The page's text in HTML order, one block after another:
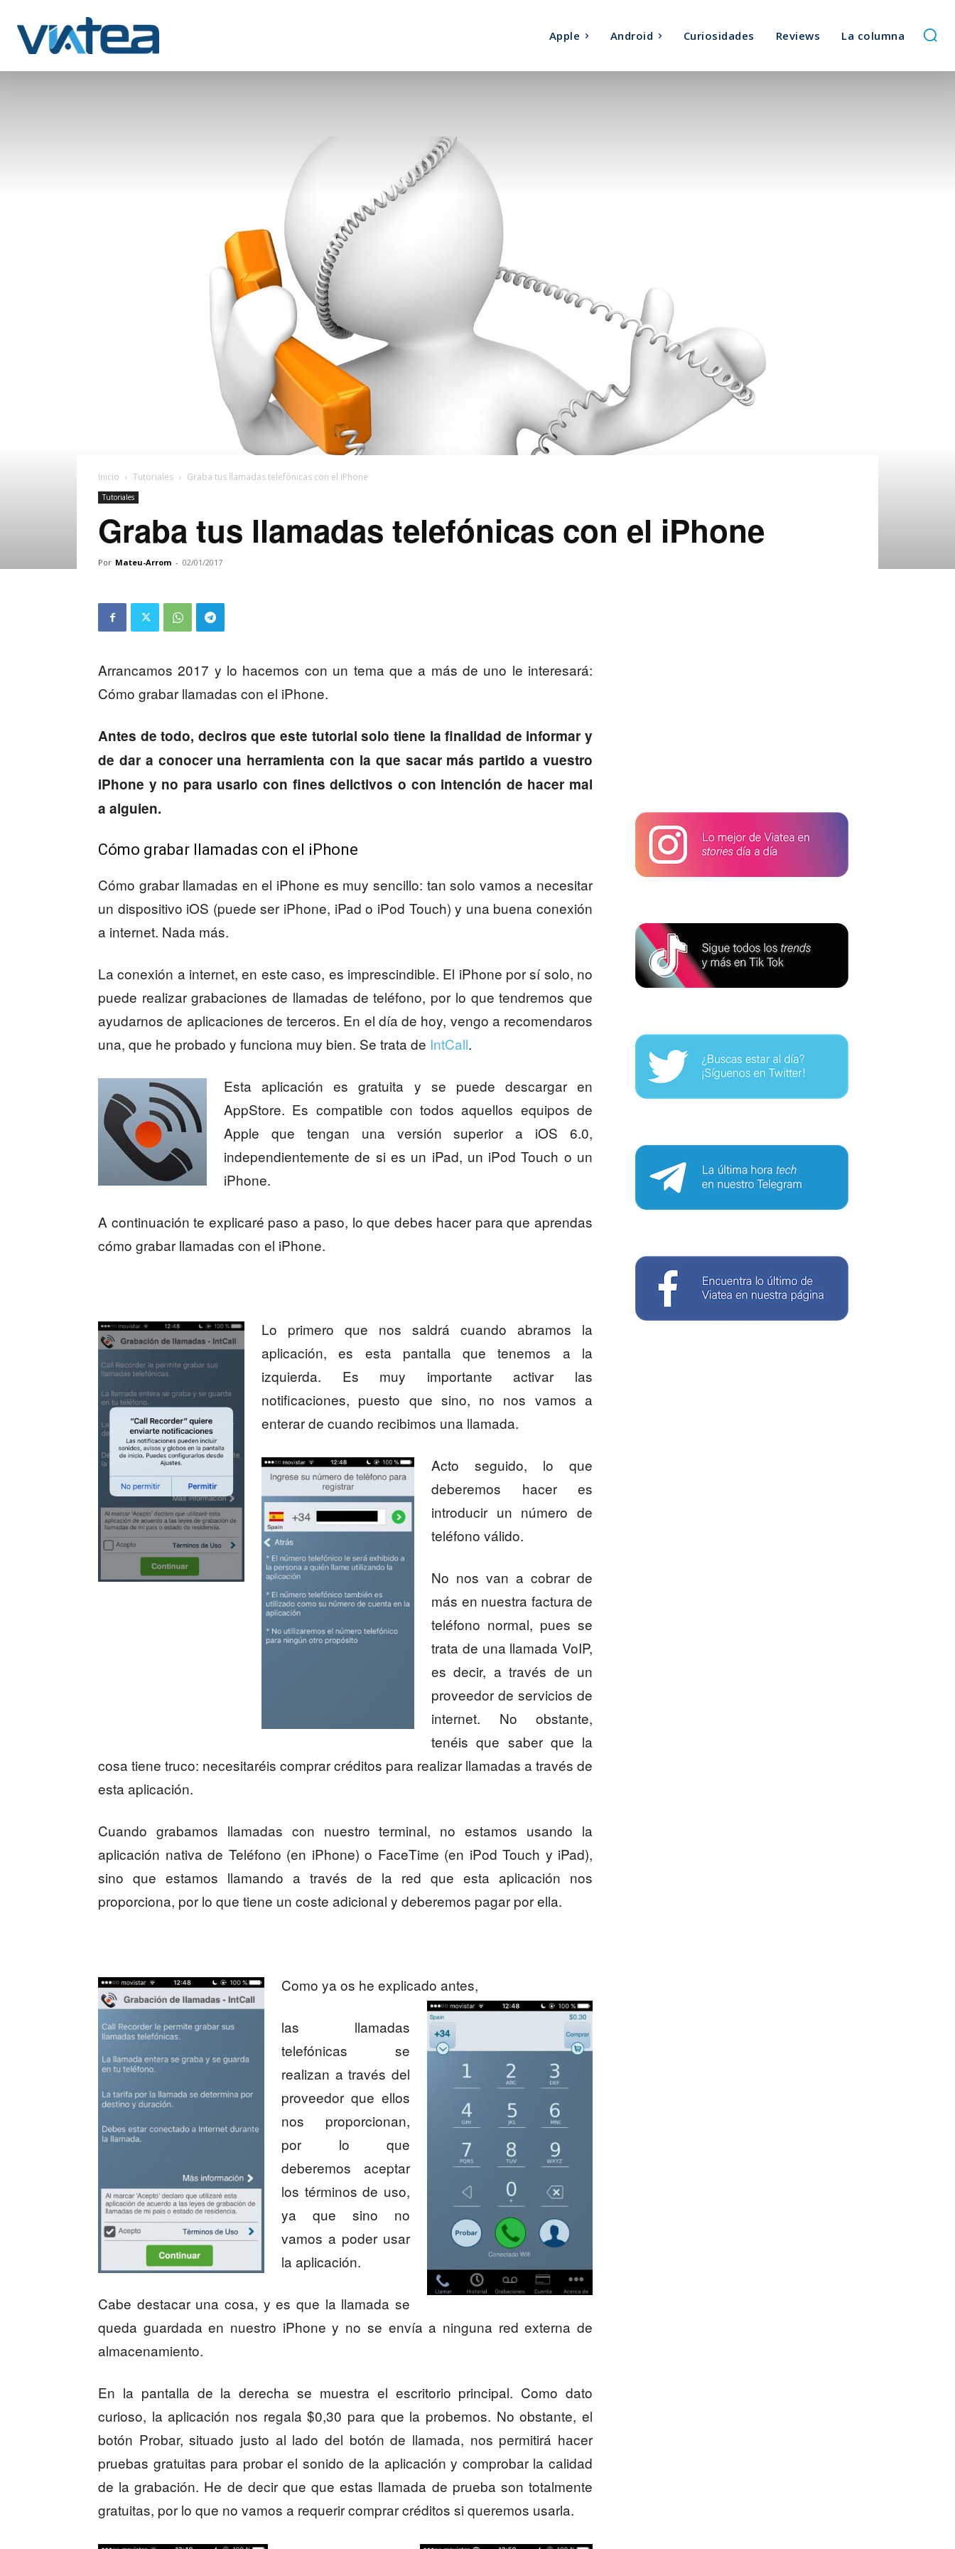
Apple Android Curiosidades Reviews La columna
Inicio Tutoriales Graba tus llamadas telefónicas con el iPhone
Tutoriales
Graba tus llamadas telefónicas con el iPhone
Por Mateu-Arrom - 02/01/2017
Arrancamos 2017 y lo hacemos con un tema que a más de uno le interesará:
Cómo grabar llamadas con el iPhone.
Antes de todo, deciros que este tutorial solo tiene la finalidad de informar y
de dar a conocer una herramienta con la que sacar más partido a vuestro
iPhone y no para usarlo con fines delictivos o con intención de hacer mal
a alguien.
Cómo grabar llamadas con el iPhone
Cómo grabar llamadas en el iPhone es muy sencillo: tan solo vamos a necesitar
un dispositivo iOS (puede ser iPhone, iPad o iPod Touch) y una buena conexión
a internet. Nada más.
La conexión a internet, en este caso, es imprescindible. El iPhone por sí solo, no
puede realizar grabaciones de llamadas de teléfono, por lo que tendremos que
ayudarnos de aplicaciones de terceros. En el día de hoy, vengo a recomendaros
una, que he probado y funciona muy bien. Se trata de IntCall.
Esta aplicación es gratuita y se puede descargar en
AppStore. Es compatible con todos aquellos equipos de
Apple que tengan una versión superior a iOS 6.0,
independientemente de si es un iPad, un iPod Touch o un
iPhone.
A continuación te explicaré paso a paso, lo que debes hacer para que aprendas
cómo grabar llamadas con el iPhone.
Lo primero que nos saldrá cuando abramos la
aplicación, es esta pantalla que tenemos a la
izquierda. Es muy importante activar las
notificaciones, puesto que sino, no nos vamos a
enterar de cuando recibimos una llamada.
Acto seguido, lo que
deberemos hacer es
introducir un número de
teléfono válido.
No nos van a cobrar de
más en nuestra factura de
teléfono normal, pues se
trata de una llamada VoIP,
es decir, a través de un
proveedor de servicios de
internet. No obstante,
tenéis que saber que la
cosa tiene truco: necesitaréis comprar créditos para realizar llamadas a través de
esta aplicación.
Cuando grabamos llamadas con nuestro terminal, no estamos usando la
aplicación nativa de Teléfono (en iPhone) o FaceTime (en iPod Touch y iPad),
sino que estamos llamando a través de la red que esta aplicación nos
proporciona, por lo que tiene un coste adicional y deberemos pagar por ella.
Como ya os he explicado antes,
las llamadas
telefónicas se
realizan a través del
proveedor que ellos
nos proporcionan,
por lo que
deberemos aceptar
los términos de uso,
ya que sino no
vamos a poder usar
la aplicación.
Cabe destacar una cosa, y es que la llamada se
queda guardada en nuestro iPhone y no se envía a ninguna red externa de
almacenamiento.
En la pantalla de la derecha se muestra el escritorio principal. Como dato
curioso, la aplicación nos regala $0,30 para que la probemos. No obstante, el
botón Probar, situado justo al lado del botón de llamada, nos permitirá hacer
pruebas gratuitas para probar el sonido de la aplicación y comprobar la calidad
de la grabación. He de decir que que estas llamada de prueba son totalmente
gratuitas, por lo que no vamos a requerir comprar créditos si queremos usarla.